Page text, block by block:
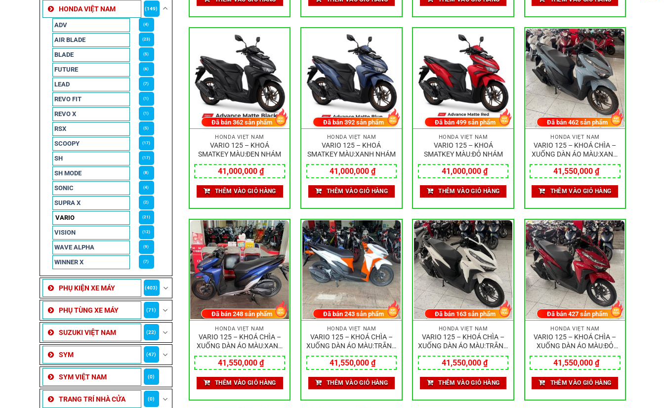
HONDA VIỆT NAM (149)
ADV (4)
AIR BLADE (23)
BLADE (5)
FUTURE (6)
LEAD (7)
REVO FIT (1)
REVO X (1)
RSX (5)
SCOOPY (17)
SH (17)
SH MODE (8)
SONIC (4)
SUPRA X (2)
VARIO (21)
VISION (12)
WAVE ALPHA (9)
WINNER X (7)
PHỤ KIỆN XE MÁY (403)
PHỤ TÙNG XE MÁY (71)
SUZUKI VIỆT NAM (22)
SYM (47)
SYM VIỆT NAM (0)
TRANG TRÍ NHÀ CỬA (0)
HONDA VIỆT NAM
VARIO 125 – KHOÁ
SMATKEY MÀU:ĐEN NHÁM
41,000,000₫
Đã bán 362sản phẩm
THÊM VÀO GIỎ HÀNG
HONDA VIỆT NAM
VARIO 125 – KHOÁ
SMATKEY MÀU:XANH NHÁM
41,000,000₫
Đã bán392 sản phẩm
THÊM VÀO GIỎ HÀNG
HONDA VIỆT NAM
VARIO 125 – KHOÁ
SMATKEY MÀU:ĐỎ NHÁM
41,000,000 ₫
Đã bán499 sản phẩm
THÊM VÀO GIỎ HÀNG
HONDA VIỆT NAM
VARIO 125 – KHOÁ CHÌA –
XUỐNG DÀN ÁO MÀU:XANH
ĐEN
41,550,000 ₫
Đã bán 462sản phẩm
THÊM VÀO GIỎ HÀNG
HONDA VIỆT NAM
VARIO 125 – KHOÁ CHÌA –
XUỐNG DÀN ÁO MÀU:XANH
ĐEN NHÁM
41,550,000₫
Đã bán 248sản phẩm
THÊM VÀO GIỎ HÀNG
HONDA VIỆT NAM
VARIO 125 – KHOÁ CHÌA –
XUỐNG DÀN ÁO MÀU:TRẮNG
CAM
41,550,000₫
Đã bán243 sản phẩm
THÊM VÀO GIỎ HÀNG
HONDA VIỆT NAM
VARIO 125 – KHOÁ CHÌA –
XUỐNG DÀN ÁO MÀU:TRẮNG
ĐEN
41,550,000 ₫
Đã bán 163 sản phẩm
THÊM VÀO GIỎ HÀNG
HONDA VIỆT NAM
VARIO 125 – KHOÁ CHÌA –
XUỐNG DÀN ÁO MÀU:ĐỎ
ĐEN
41,550,000 ₫
Đã bán 427sản phẩm
THÊM VÀO GIỎ HÀNG